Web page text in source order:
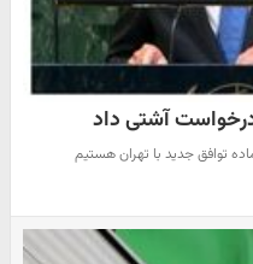
آشتی داد
توافق جدید با تهران هستیم